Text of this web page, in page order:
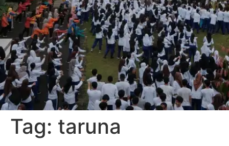
Tag: taruna